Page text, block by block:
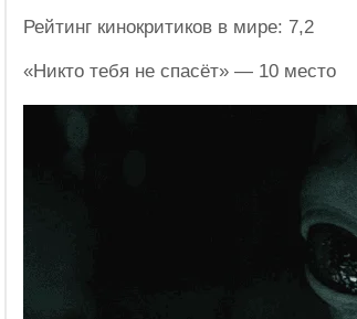
Рейтинг кинокритиков в мире: 7,2
«Никто тебя не спасёт» — 10 место